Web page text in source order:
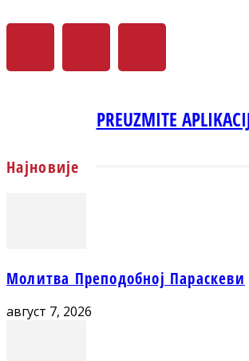
PREUZMITE
Најновије
Молитва Преподобној Параскеви
август 7, 2026